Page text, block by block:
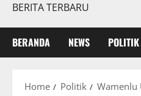
BERITA TERBARU
BERANDA NEWS POLITIK
Home Politik Wamenlu